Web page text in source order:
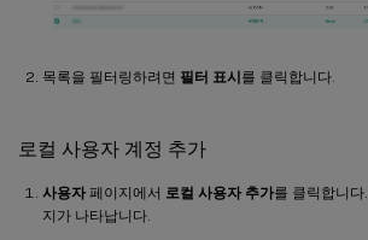
목록을 필터링하려면 필터 표시를 클릭합니다.
로컬 사용자 계정 추가
사용자 페이지에서 로컬 사용자 추가를 클릭합니다.
지가 나타납니다.